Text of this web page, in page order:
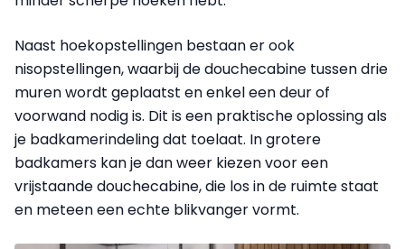
Naast hoekopstellingen bestaan er ook
nisopstellingen, waarbij de douchecabine tussen drie
muren wordt geplaatst en enkel een deur of
voorwand nodig is. Dit is een praktische oplossing als
je badkamerindeling dat toelaat. In grotere
badkamers kan je dan weer kiezen voor een
vrijstaande douchecabine, die los in de ruimte staat
en meteen een echte blikvanger vormt.